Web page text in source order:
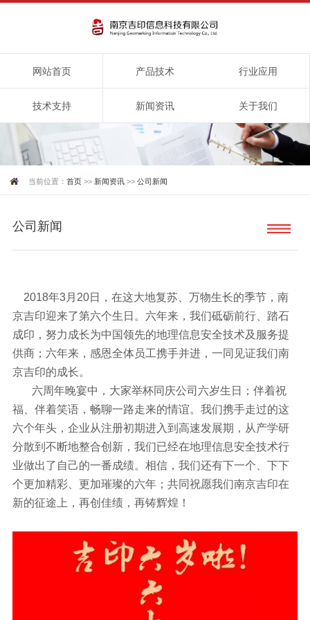
网站首页 产品技术 行业应用
技术支持 新闻资讯 关于我们
当前位置：首页 >> 新闻资讯 >>公司新闻
公司新闻
2018年3月20日，在这大地复苏、万物生长的季节，南
京吉印迎来了第六个生日。六年来，我们砥砺前行、踏石
成印，努力成长为中国领先的地理信息安全技术及服务提
供商；六年来，感恩全体员工携手并进，一同见证我们南
京吉印的成长。
六周年晚宴中，大家举杯同庆公司六岁生日；伴着祝
福、伴着笑语，畅聊一路走来的情谊。我们携手走过的这
六个年头，企业从注册初期进入到高速发展期，从产学研
分散到不断地整合创新，我们已经在地理信息安全技术行
业做出了自己的一番成绩。相信，我们还有下一个、下下
个更加精彩、更加璀璨的六年；共同祝愿我们南京吉印在
新的征途上，再创佳绩，再铸辉煌！